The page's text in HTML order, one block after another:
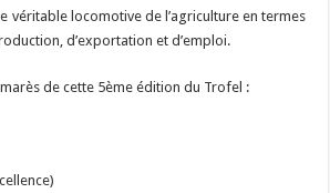
véritable locomotive de l’agriculture en termes
d’exportation et d’emploi.
de cette 5ème édition du Trofel :